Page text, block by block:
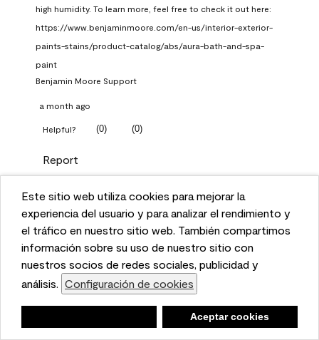
This website uses cookies to enhance user experience
and to analyze performance and traffic on our website.
We also share information about your use of our site
with our social media, advertising, and analytics
partners. Cookie Settings
Accept Cookies
Este sitio web utiliza cookies para mejorar la
experiencia del usuario y para analizar el rendimiento y
el tráfico en nuestro sitio web. También compartimos
información sobre su uso de nuestro sitio con
nuestros socios de redes sociales, publicidad y
análisis. Configuración de cookies
Aceptar cookies
high humidity. To learn more, feel free to check it out here:
https://www.benjaminmoore.com/en-us/interior-exterior-
paints-stains/product-catalog/abs/aura-bath-and-spa-
paint
Benjamin Moore Support
a month ago
Helpful? (0) (0)
Report
Q: What Aura paint color
should I use in north facing
entryway?
1 Answer